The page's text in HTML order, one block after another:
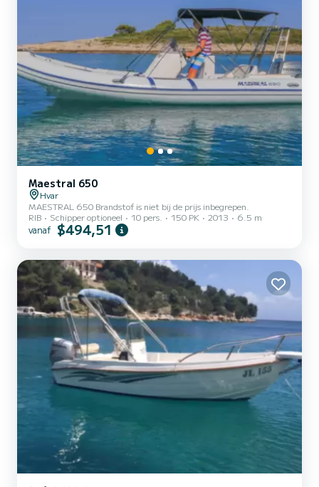
Maestral 650
Hvar
MAESTRAL 650 Brandstof is niet bij de prijs inbegrepen.
RIB
Schipper optioneel 10 pers. 150 PK 2013 6.5 m
vanaf $494,51